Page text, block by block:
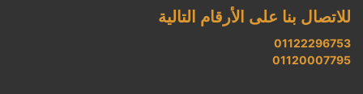
للاتصال بنا على الأرقام التالية
01122296753
01120007795